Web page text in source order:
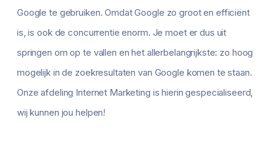
Google te gebruiken. Omdat Google zo groot en efficiënt
is, is ook de concurrentie enorm. Je moet er dus uit
springen om op te vallen en het allerbelangrijkste: zo hoog
mogelijk in de zoekresultaten van Google komen te staan.
Onze afdeling Internet Marketing is hierin gespecialiseerd,
wij kunnen jou helpen!